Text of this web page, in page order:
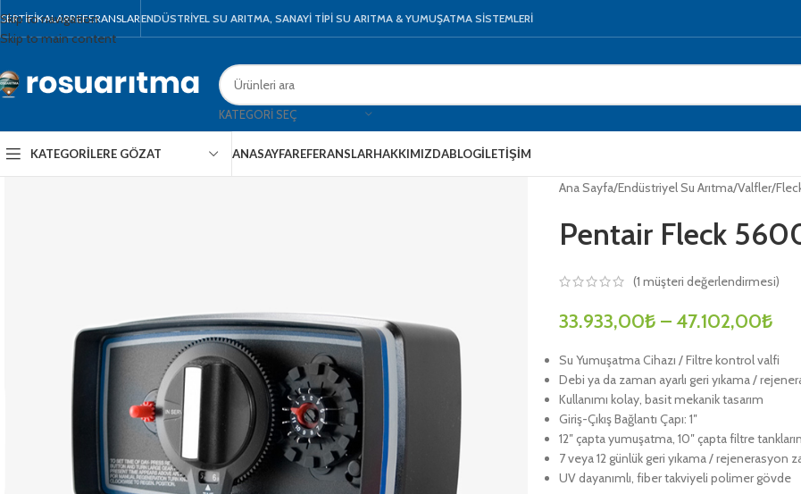
Skip to navigation
Skip to main content
SERTIFIKALARREFERANSLARENDÜSTRİYEL SU ARITMA, SANAYİ TİPİ SU ARITMA & YUMUŞATMA SİSTEMLERİ
KATEGORI SEÇ
KATEGORILERE GÖZAT ANASAYFAREFERANSLARHAKKIMIZDABLOGİLETIŞIM
Ana Sayfa/Endüstriyel Su Arıtma/Valfler/
Pentair Fleck
(1 müşteri değerlendirmesi)
33.933,00₺ –47.102,00₺
Su Yumuşatma Cihazı / Filtre kontrol valfi
Debi ya da zaman ayarlı geri yıkama /
Kullanımı kolay, basit mekanik tasarım
Giriş-Çıkış Bağlantı Çapı: 1″
12″ çapta yumuşatma, 10″ çapta filtre
7 veya 12 günlük geri yıkama / rejenerasyon
UV dayanımlı, fiber takviyeli polimer gövde